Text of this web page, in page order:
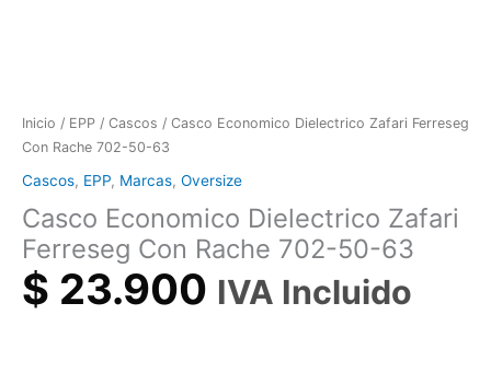
Inicio / EPP / Cascos / Casco Economico Dielectrico Zafari Ferreseg
Con Rache 702-50-63
Cascos, EPP, Marcas, Oversize
Casco Economico Dielectrico Zafari
Ferreseg Con Rache 702-50-63
$ 23.900 IVA Incluido
63
cantidad